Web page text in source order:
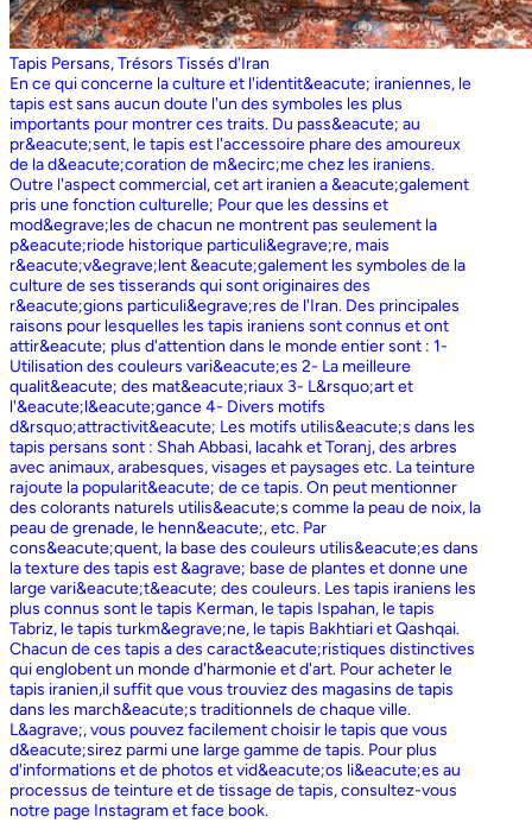
Tapis Persans, Trésors Tissés d'Iran
En ce qui concerne la culture et l'identit&eacute; iraniennes, le
tapis est sans aucun doute l'un des symboles les plus
importants pour montrer ces traits. Du pass&eacute; au
pr&eacute;sent, le tapis est l'accessoire phare des amoureux
de la d&eacute;coration de m&ecirc;me chez les iraniens.
Outre l'aspect commercial, cet art iranien a &eacute;galement
pris une fonction culturelle; Pour que les dessins et
mod&egrave;les de chacun ne montrent pas seulement la
p&eacute;riode historique particuli&egrave;re, mais
r&eacute;v&egrave;lent &eacute;galement les symboles de la
culture de ses tisserands qui sont originaires des
r&eacute;gions particuli&egrave;res de l'Iran. Des principales
raisons pour lesquelles les tapis iraniens sont connus et ont
attir&eacute; plus d'attention dans le monde entier sont : 1-
Utilisation des couleurs vari&eacute;es 2- La meilleure
qualit&eacute; des mat&eacute;riaux 3- L&rsquo;art et
l'&eacute;l&eacute;gance 4- Divers motifs
d&rsquo;attractivit&eacute; Les motifs utilis&eacute;s dans les
tapis persans sont : Shah Abbasi, lacahk et Toranj, des arbres
avec animaux, arabesques, visages et paysages etc. La teinture
rajoute la popularit&eacute; de ce tapis. On peut mentionner
des colorants naturels utilis&eacute;s comme la peau de noix, la
peau de grenade, le henn&eacute;, etc. Par
cons&eacute;quent, la base des couleurs utilis&eacute;es dans
la texture des tapis est &agrave; base de plantes et donne une
large vari&eacute;t&eacute; des couleurs. Les tapis iraniens les
plus connus sont le tapis Kerman, le tapis Ispahan, le tapis
Tabriz, le tapis turkm&egrave;ne, le tapis Bakhtiari et Qashqai.
Chacun de ces tapis a des caract&eacute;ristiques distinctives
qui englobent un monde d'harmonie et d'art. Pour acheter le
tapis iranien,il suffit que vous trouviez des magasins de tapis
dans les march&eacute;s traditionnels de chaque ville.
L&agrave;, vous pouvez facilement choisir le tapis que vous
d&eacute;sirez parmi une large gamme de tapis. Pour plus
d'informations et de photos et vid&eacute;os li&eacute;es au
processus de teinture et de tissage de tapis, consultez-vous
notre page Instagram et face book.